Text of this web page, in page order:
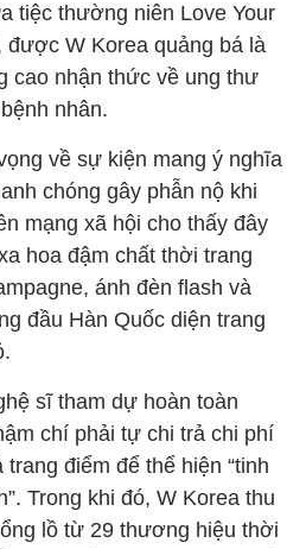
tiệc thường niên Love Your
được W Korea quảng bá là
cao nhận thức về ung thư
nhân.
về sự kiện mang ý nghĩa
chóng gây phẫn nộ khi
mạng xã hội cho thấy đây
hoa đậm chất thời trang
ánh đèn flash và
đầu Hàn Quốc diện trang
sĩ tham dự hoàn toàn
chí phải tự chi trả chi phí
điểm để thể hiện “tinh
Trong khi đó, W Korea thu
lồ từ 29 thương hiệu thời